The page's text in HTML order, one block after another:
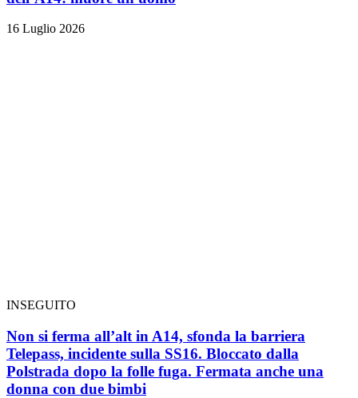
16 Luglio 2026
INSEGUITO
Non si ferma all’alt in A14, sfonda la barriera
Telepass, incidente sulla SS16. Bloccato dalla
Polstrada dopo la folle fuga. Fermata anche una
donna con due bimbi